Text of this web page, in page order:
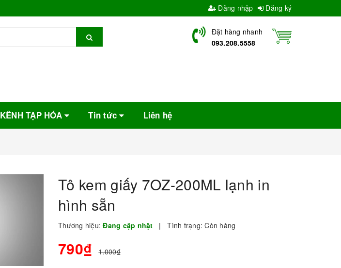
Đăng nhập Đăng ký
Đặt hàng nhanh
093.208.5558
KÊNH TẠP HÓA Tin tức Liên hệ
Tô kem giấy 7OZ-200ML lạnh in
hình sẵn
Thương hiệu: Đang cập nhật | Tình trạng: Còn hàng
790₫ 1.000₫